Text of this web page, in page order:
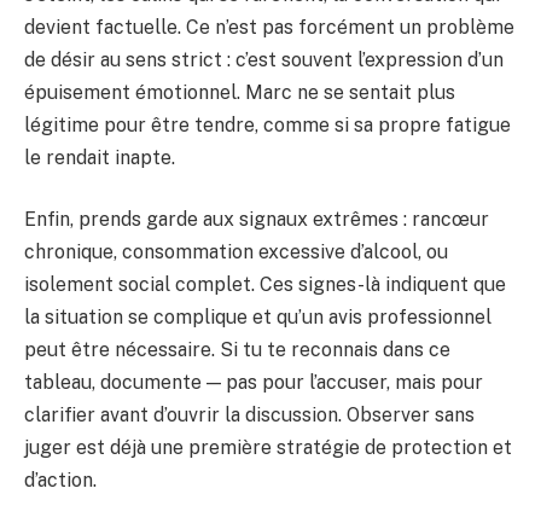
devient factuelle. Ce n’est pas forcément un problème
de désir au sens strict : c’est souvent l’expression d’un
épuisement émotionnel. Marc ne se sentait plus
légitime pour être tendre, comme si sa propre fatigue
le rendait inapte.
Enfin, prends garde aux signaux extrêmes : rancœur
chronique, consommation excessive d’alcool, ou
isolement social complet. Ces signes-là indiquent que
la situation se complique et qu’un avis professionnel
peut être nécessaire. Si tu te reconnais dans ce
tableau, documente — pas pour l’accuser, mais pour
clarifier avant d’ouvrir la discussion. Observer sans
juger est déjà une première stratégie de protection et
d’action.